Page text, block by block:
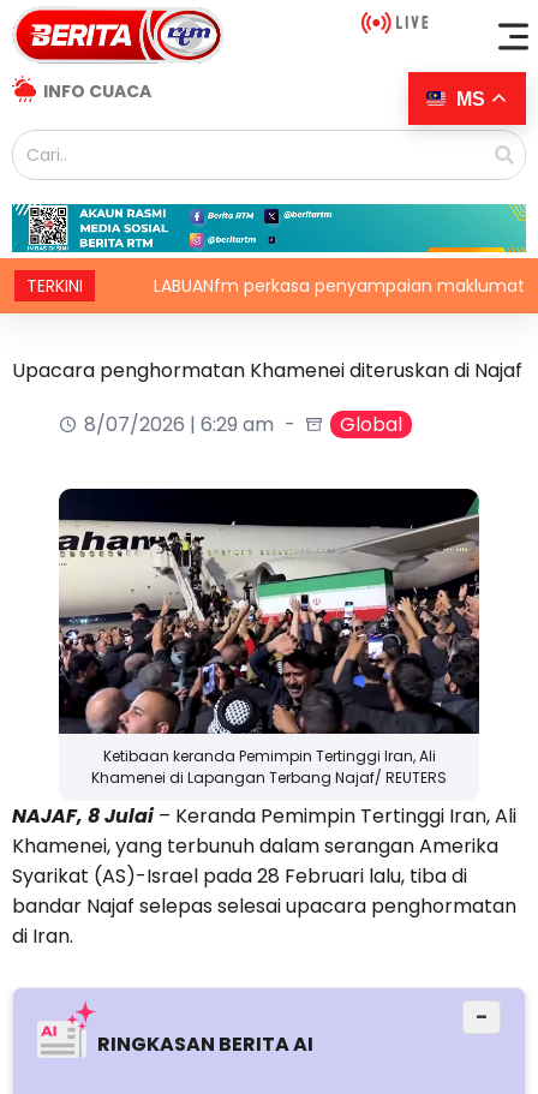
INFO CUACA
TERKINI LABUANfm perkasa penyampaian maklumat
Upacara penghormatan Khamenei diteruskan di Najaf
8/07/2026 | 6:29 am
Global
Ketibaan keranda Pemimpin Tertinggi Iran, Ali
Khamenei di Lapangan Terbang Najaf/ REUTERS
NAJAF, 8 Julai– Keranda Pemimpin Tertinggi Iran, Ali
Khamenei, yang terbunuh dalam serangan Amerika
Syarikat (AS)-Israel pada 28 Februari lalu, tiba di
bandar Najaf selepas selesai upacara penghormatan
di Iran.
RINGKASAN BERITA AI
−
MS